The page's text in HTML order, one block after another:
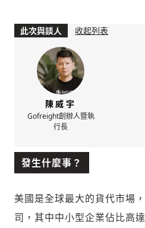
此次與談人 收起列表
陳威宇
Gofreight創辦人暨執
行長
發生什麼事？
美國是全球最大的貨代市場
司，其中中小型企業佔比高